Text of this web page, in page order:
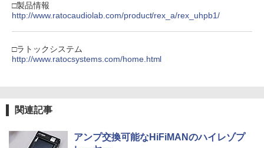
□製品情報
http://www.ratocaudiolab.com/product/rex_a/rex_uhpb1/
□ラトックシステム
http://www.ratocsystems.com/home.html
関連記事
アンプ交換可能なHiFiMANのハイレゾプ